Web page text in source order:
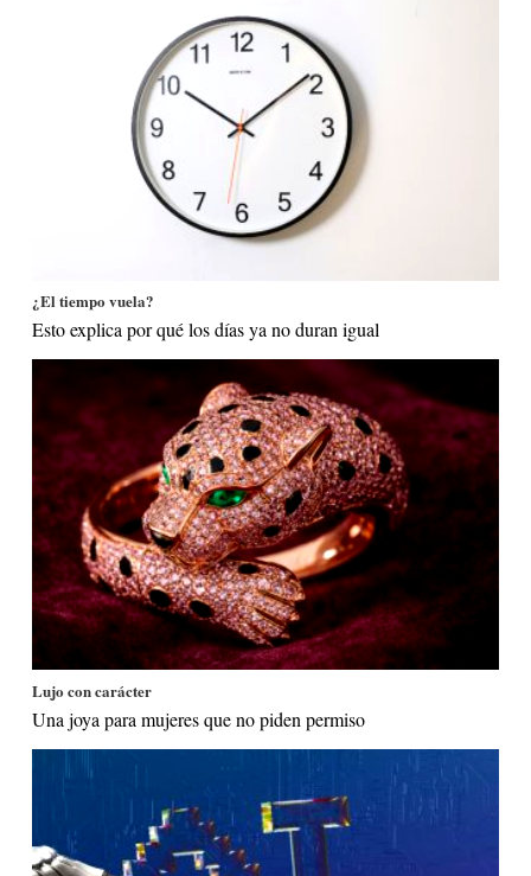
¿El tiempo vuela?
Esto explica por qué los días ya no duran igual
Lujo con carácter
Una joya para mujeres que no piden permiso